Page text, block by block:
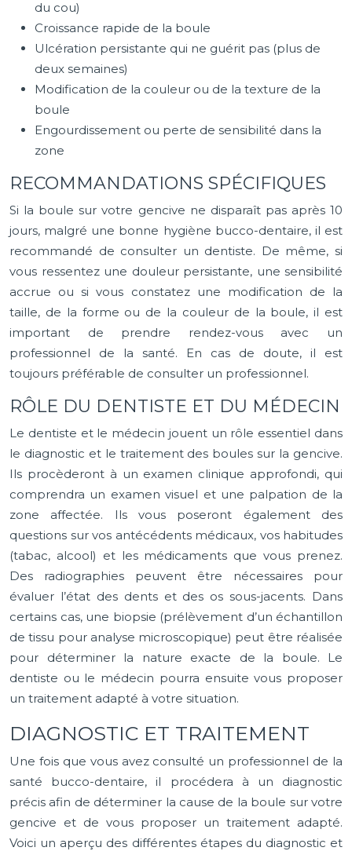
du cou)
Croissance rapide de la boule
Ulcération persistante qui ne guérit pas (plus de
deux semaines)
Modification de la couleur ou de la texture de la
boule
Engourdissement ou perte de sensibilité dans la
zone
RECOMMANDATIONS SPÉCIFIQUES
Si la boule sur votre gencive ne disparaît pas après 10
jours, malgré une bonne hygiène bucco-dentaire, il est
recommandé de consulter un dentiste. De même, si
vous ressentez une douleur persistante, une sensibilité
accrue ou si vous constatez une modification de la
taille, de la forme ou de la couleur de la boule, il est
important de prendre rendez-vous avec un
professionnel de la santé. En cas de doute, il est
toujours préférable de consulter un professionnel.
RÔLE DU DENTISTE ET DU MÉDECIN
Le dentiste et le médecin jouent un rôle essentiel dans
le diagnostic et le traitement des boules sur la gencive.
Ils procèderont à un examen clinique approfondi, qui
comprendra un examen visuel et une palpation de la
zone affectée. Ils vous poseront également des
questions sur vos antécédents médicaux, vos habitudes
(tabac, alcool) et les médicaments que vous prenez.
Des radiographies peuvent être nécessaires pour
évaluer l’état des dents et des os sous-jacents. Dans
certains cas, une biopsie (prélèvement d’un échantillon
de tissu pour analyse microscopique) peut être réalisée
pour déterminer la nature exacte de la boule. Le
dentiste ou le médecin pourra ensuite vous proposer
un traitement adapté à votre situation.
DIAGNOSTIC ET TRAITEMENT
Une fois que vous avez consulté un professionnel de la
santé bucco-dentaire, il procédera à un diagnostic
précis afin de déterminer la cause de la boule sur votre
gencive et de vous proposer un traitement adapté.
Voici un aperçu des différentes étapes du diagnostic et